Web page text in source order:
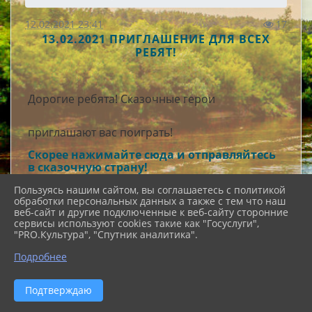
12.02.2021 23:41 17
13.02.2021 ПРИГЛАШЕНИЕ ДЛЯ ВСЕХ
РЕБЯТ!
Дорогие ребята! Сказочные герои
приглашают вас поиграть!
Скорее нажимайте сюда и отправляйтесь
в сказочную страну!
Муниципальное бюджетное
учреждение "Центр культуры,
обслуживания"
муниципального образования
Пользуясь нашим сайтом, вы соглашаетесь с политикой
обработки персональных данных а также с тем что наш
веб-сайт и другие подключенные к веб-сайту сторонние
сервисы используют cookies такие как "Госуслуги",
"PRO.Культура", "Спутник аналитика".
Подробнее
Подтверждаю